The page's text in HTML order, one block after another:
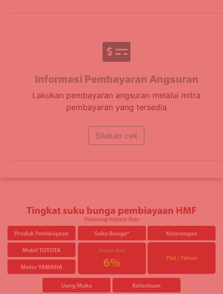
Informasi Pembayaran Angsuran
Lakukan pembayaran angsuran melalui mitra
pembayaran yang tersedia
Silakan cek